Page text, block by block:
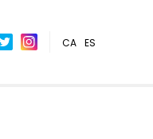
CA ES